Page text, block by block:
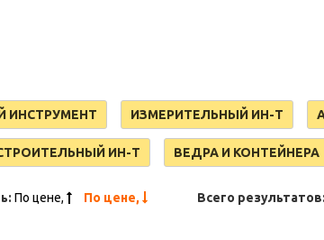
ИНСТРУМЕНТ ИЗМЕРИТЕЛЬНЫЙ ИН-Т
ИН-Т ВЕДРА И КОНТЕЙНЕРА
По цене, По цене, Всего результатов: